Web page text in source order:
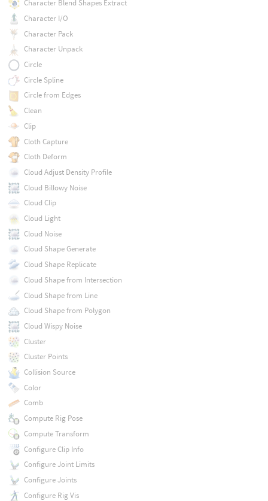
Character Blend Shapes Extract
Character I/O
Character Pack
Character Unpack
Circle
Circle Spline
Circle from Edges
Clean
Clip
Cloth Capture
Cloth Deform
Cloud Adjust Density Profile
Cloud Billowy Noise
Cloud Clip
Cloud Light
Cloud Noise
Cloud Shape Generate
Cloud Shape Replicate
Cloud Shape from Intersection
Cloud Shape from Line
Cloud Shape from Polygon
Cloud Wispy Noise
Cluster
Cluster Points
Collision Source
Color
Comb
Compute Rig Pose
Compute Transform
Configure Clip Info
Configure Joint Limits
Configure Joints
Configure Rig Vis